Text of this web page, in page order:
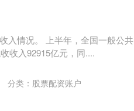
入情况。 上半年，全国一般公共
收入92915亿元，同....
分类： 股票配资账户